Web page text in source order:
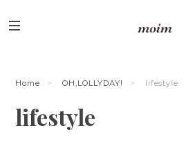
Home OH,LOLLYDAY! lifestyle
lifestyle